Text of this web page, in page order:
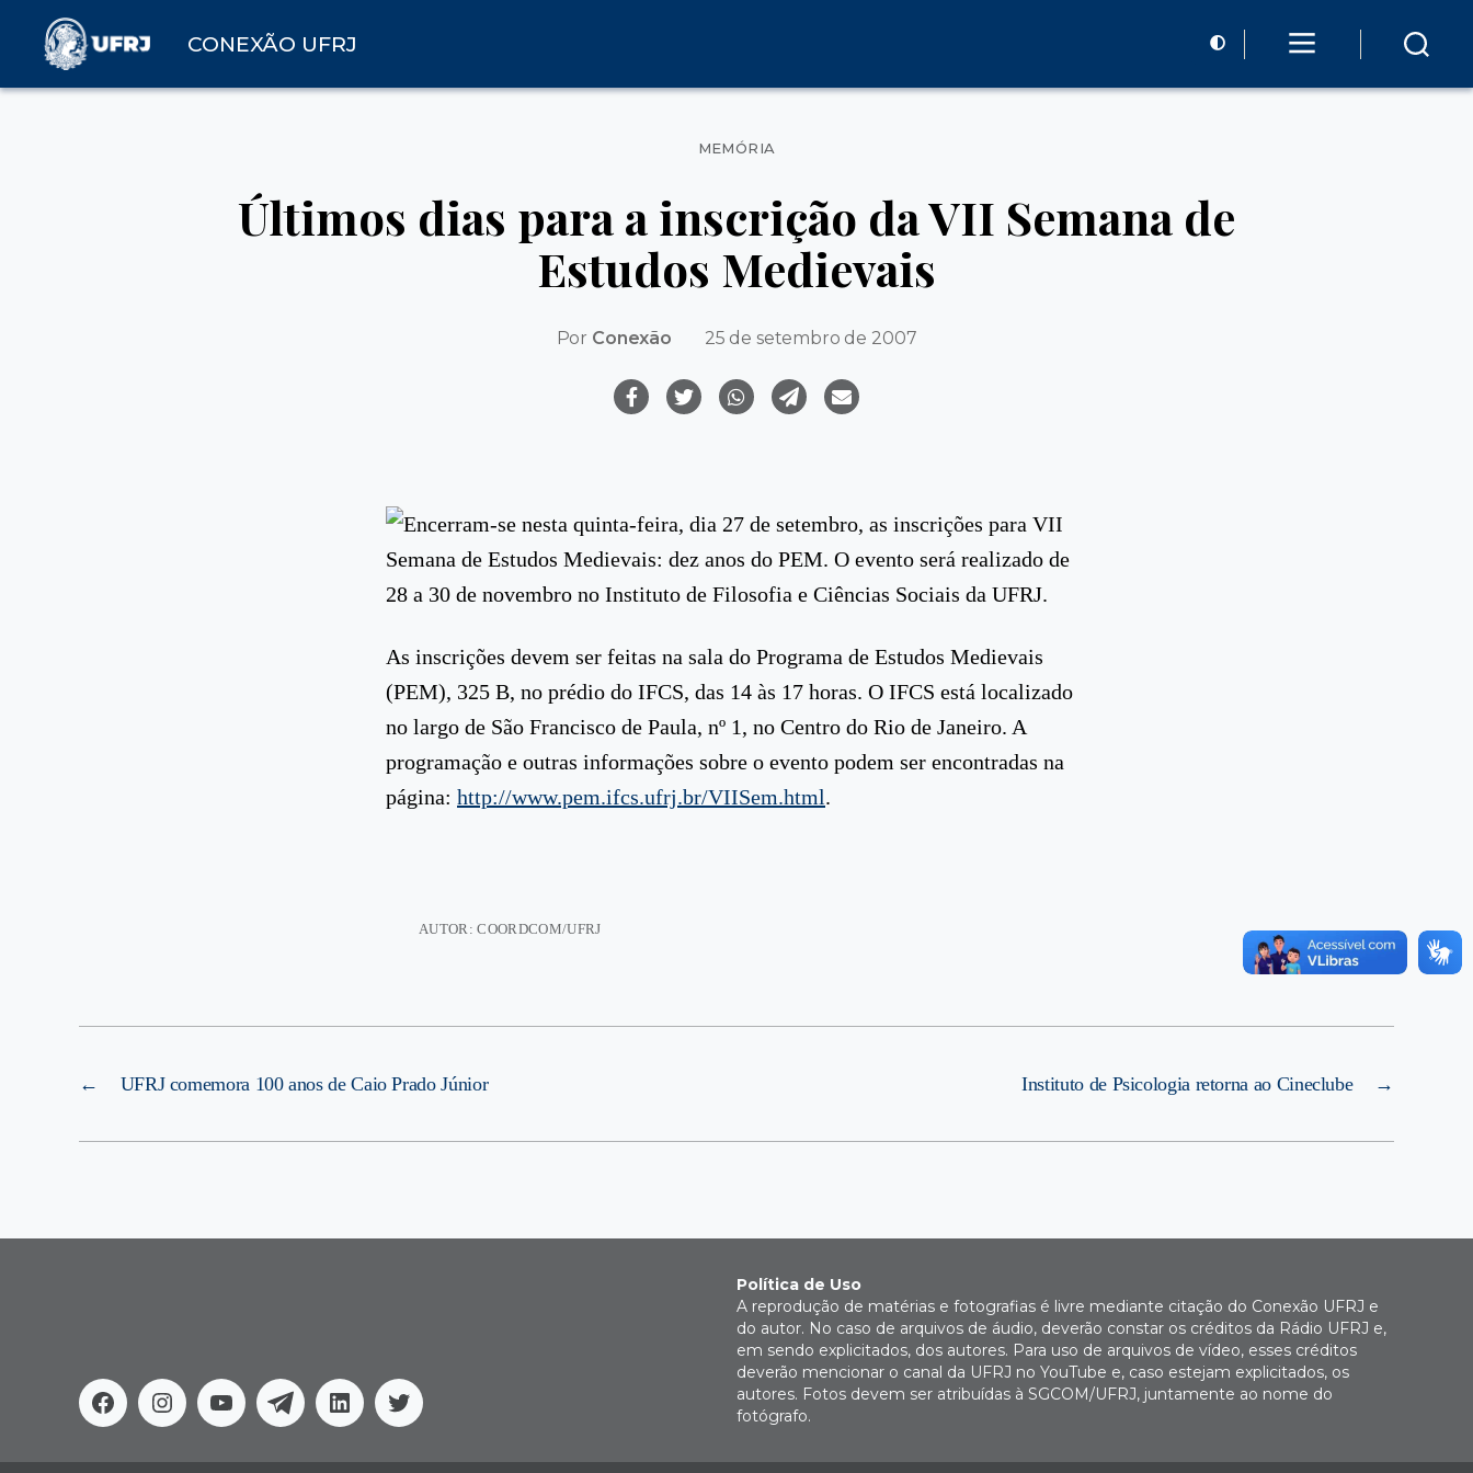
CONEXÃO UFRJ
Categorias
MEMÓRIA
Últimos dias para a inscrição da VII Semana de
Estudos Medievais
Por Conexão 25 de setembro de 2007
Encerram-se nesta quinta-feira, dia 27 de setembro, as inscrições para VII
Semana de Estudos Medievais: dez anos do PEM. O evento será realizado de
28 a 30 de novembro no Instituto de Filosofia e Ciências Sociais da UFRJ.
As inscrições devem ser feitas na sala do Programa de Estudos Medievais
(PEM), 325 B, no prédio do IFCS, das 14 às 17 horas. O IFCS está localizado
no largo de São Francisco de Paula, nº 1, no Centro do Rio de Janeiro. A
programação e outras informações sobre o evento podem ser encontradas na
página: http://www.pem.ifcs.ufrj.br/VIISem.html.
AUTOR: COORDCOM/UFRJ
← UFRJ comemora 100 anos de Caio Prado Júnior →
Instituto de Psicologia retorna ao Cineclube
FacebookInstagramYoutubeTelegramLinkedinTwitter
Política de Uso
A reprodução de matérias e fotografias é livre mediante citação do Conexão UFRJ e
do autor. No caso de arquivos de áudio, deverão constar os créditos da Rádio UFRJ e,
em sendo explicitados, dos autores. Para uso de arquivos de vídeo, esses créditos
deverão mencionar o canal da UFRJ no YouTube e, caso estejam explicitados, os
autores. Fotos devem ser atribuídas à SGCOM/UFRJ, juntamente ao nome do
fotógrafo.